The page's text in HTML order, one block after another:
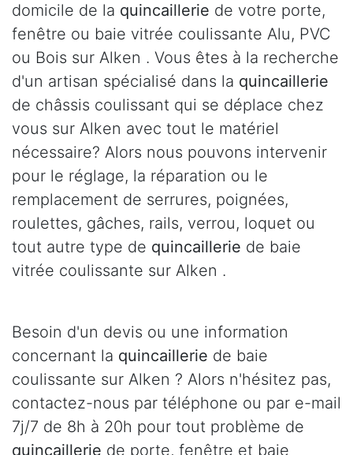
domicile de la quincaillerie de votre porte,
fenêtre ou baie vitrée coulissante Alu, PVC
ou Bois sur Alken . Vous êtes à la recherche
d'un artisan spécialisé dans la quincaillerie
de châssis coulissant qui se déplace chez
vous sur Alken avec tout le matériel
nécessaire? Alors nous pouvons intervenir
pour le réglage, la réparation ou le
remplacement de serrures, poignées,
roulettes, gâches, rails, verrou, loquet ou
tout autre type de quincaillerie de baie
vitrée coulissante sur Alken .
Besoin d'un devis ou une information
concernant la quincaillerie de baie
coulissante sur Alken ? Alors n'hésitez pas,
contactez-nous par téléphone ou par e-mail
7j/7 de 8h à 20h pour tout problème de
quincaillerie de porte, fenêtre et baie